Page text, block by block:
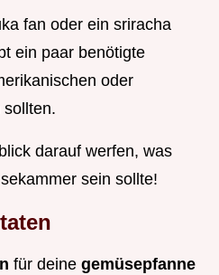
fan oder ein sriracha
ein paar benötigte
oder
darauf werfen, was
sein sollte!
für deine gemüsepfanne